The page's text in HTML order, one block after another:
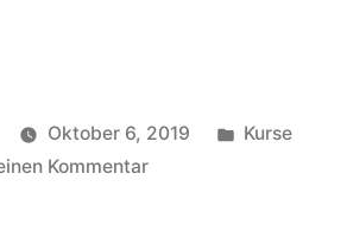
Oktober 6, 2019
Kurse
Kommentar